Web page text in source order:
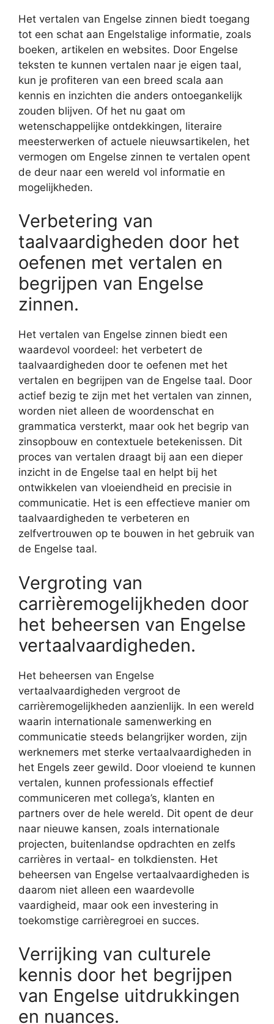
Het vertalen van Engelse zinnen biedt toegang
tot een schat aan Engelstalige informatie, zoals
boeken, artikelen en websites. Door Engelse
teksten te kunnen vertalen naar je eigen taal,
kun je profiteren van een breed scala aan
kennis en inzichten die anders ontoegankelijk
zouden blijven. Of het nu gaat om
wetenschappelijke ontdekkingen, literaire
meesterwerken of actuele nieuwsartikelen, het
vermogen om Engelse zinnen te vertalen opent
de deur naar een wereld vol informatie en
mogelijkheden.
Verbetering van
taalvaardigheden door het
oefenen met vertalen en
begrijpen van Engelse
zinnen.
Het vertalen van Engelse zinnen biedt een
waardevol voordeel: het verbetert de
taalvaardigheden door te oefenen met het
vertalen en begrijpen van de Engelse taal. Door
actief bezig te zijn met het vertalen van zinnen,
worden niet alleen de woordenschat en
grammatica versterkt, maar ook het begrip van
zinsopbouw en contextuele betekenissen. Dit
proces van vertalen draagt bij aan een dieper
inzicht in de Engelse taal en helpt bij het
ontwikkelen van vloeiendheid en precisie in
communicatie. Het is een effectieve manier om
taalvaardigheden te verbeteren en
zelfvertrouwen op te bouwen in het gebruik van
de Engelse taal.
Vergroting van
carrièremogelijkheden door
het beheersen van Engelse
vertaalvaardigheden.
Het beheersen van Engelse
vertaalvaardigheden vergroot de
carrièremogelijkheden aanzienlijk. In een wereld
waarin internationale samenwerking en
communicatie steeds belangrijker worden, zijn
werknemers met sterke vertaalvaardigheden in
het Engels zeer gewild. Door vloeiend te kunnen
vertalen, kunnen professionals effectief
communiceren met collega’s, klanten en
partners over de hele wereld. Dit opent de deur
naar nieuwe kansen, zoals internationale
projecten, buitenlandse opdrachten en zelfs
carrières in vertaal- en tolkdiensten. Het
beheersen van Engelse vertaalvaardigheden is
daarom niet alleen een waardevolle
vaardigheid, maar ook een investering in
toekomstige carrièregroei en succes.
Verrijking van culturele
kennis door het begrijpen
van Engelse uitdrukkingen
en nuances.